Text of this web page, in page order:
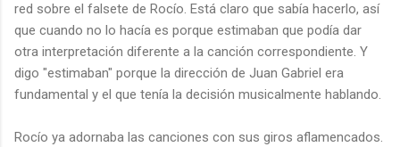
red sobre el falsete de Rocío. Está claro que sabía hacerlo, así
que cuando no lo hacía es porque estimaban que podía dar
otra interpretación diferente a la canción correspondiente. Y
digo "estimaban" porque la dirección de Juan Gabriel era
fundamental y el que tenía la decisión musicalmente hablando.
Rocío ya adornaba las canciones con sus giros aflamencados.